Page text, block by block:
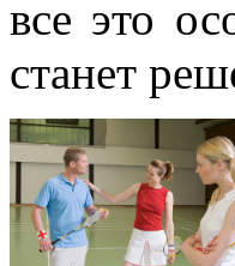
все это
станет